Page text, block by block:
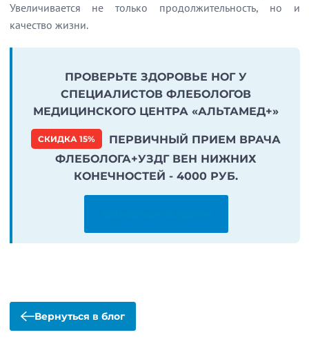
Увеличивается не только продолжительность, но и
качество жизни.
ПРОВЕРЬТЕ ЗДОРОВЬЕ НОГ У
СПЕЦИАЛИСТОВ ФЛЕБОЛОГОВ
МЕДИЦИНСКОГО ЦЕНТРА «АЛЬТАМЕД+»
СКИДКА 15%
ПЕРВИЧНЫЙ ПРИЕМ ВРАЧА
ФЛЕБОЛОГА+УЗДГ ВЕН НИЖНИХ
КОНЕЧНОСТЕЙ - 4000 РУБ.
Вернуться в блог